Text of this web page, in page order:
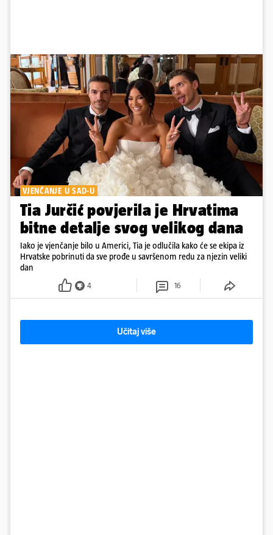
VJENČANJE U SAD-U
Tia Jurčić povjerila je Hrvatima
bitne detalje svog velikog dana
Iako je vjenčanje bilo u Americi, Tia je odlučila kako će se ekipa iz
Hrvatske pobrinuti da sve prođe u savršenom redu za njezin veliki
dan
4 16
Učitaj više